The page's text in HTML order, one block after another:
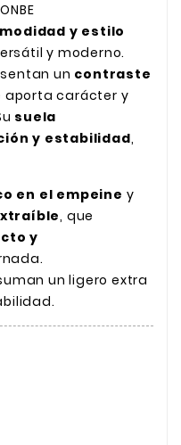
y estilo
y moderno.
un contraste
aporta carácter y
suela
y estabilidad,
en el empeine y
, que
y
un ligero extra